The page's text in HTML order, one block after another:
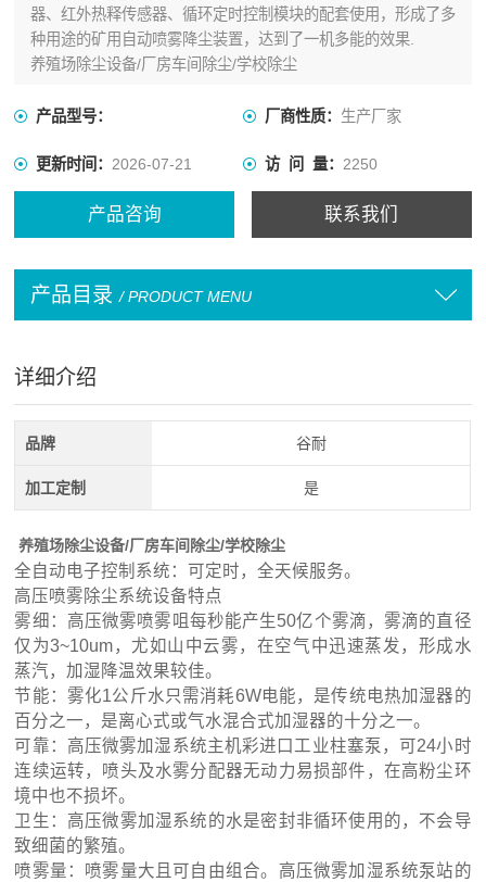
器、红外热释传感器、循环定时控制模块的配套使用，形成了多
种用途的矿用自动喷雾降尘装置，达到了一机多能的效果.
养殖场除尘设备/厂房车间除尘/学校除尘
产品型号： 厂商性质： 生产厂家
更新时间：2026-07-21 访 问 量： 2250
产品咨询 联系我们
产品目录 / PRODUCT MENU
详细介绍
品牌 谷耐
加工定制 是
养殖场除尘设备/厂房车间除尘/学校除尘
全自动电子控制系统：可定时，全天候服务。
高压喷雾除尘系统设备特点
雾细：高压微雾喷雾咀每秒能产生50亿个雾滴，雾滴的直径
仅为3~10um，尤如山中云雾，在空气中迅速蒸发，形成水
蒸汽，加湿降温效果较佳。
节能：雾化1公斤水只需消耗6W电能，是传统电热加湿器的
百分之一，是离心式或气水混合式加湿器的十分之一。
可靠：高压微雾加湿系统主机彩进口工业柱塞泵，可24小时
连续运转，喷头及水雾分配器无动力易损部件，在高粉尘环
境中也不损坏。
卫生：高压微雾加湿系统的水是密封非循环使用的，不会导
致细菌的繁殖。
喷雾量：喷雾量大且可自由组合。高压微雾加湿系统泵站的